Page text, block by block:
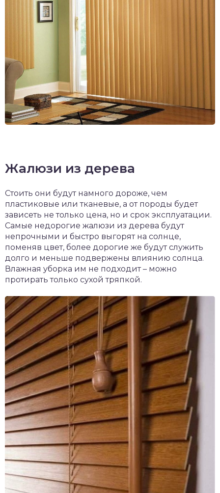
Жалюзи из дерева
Стоить они будут намного дороже, чем
пластиковые или тканевые, а от породы будет
зависеть не только цена, но и срок эксплуатации.
Самые недорогие жалюзи из дерева будут
непрочными и быстро выгорят на солнце,
поменяв цвет, более дорогие же будут служить
долго и меньше подвержены влиянию солнца.
Влажная уборка им не подходит – можно
протирать только сухой тряпкой.